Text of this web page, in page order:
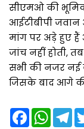
सीएमओ की
आईटीबीपी
मांग पर अड़े हुए
जांच नहीं होती,
सभी की नजर नई
जिसके बाद आगे की
F
a
W
T
e